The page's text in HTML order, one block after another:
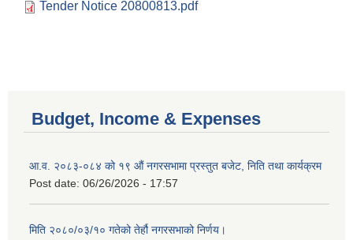
Tender Notice 20800813.pdf
Budget, Income & Expenses
आ.व. २०८३-०८४ को १९ औं नगरसभामा प्रस्तुत बजेट, निति तथा कार्यक्रम
Post date: 06/26/2026 - 17:57
मिति २०८०/०३/१० गतेको तेर्हौ नगरसभाको निर्णय।